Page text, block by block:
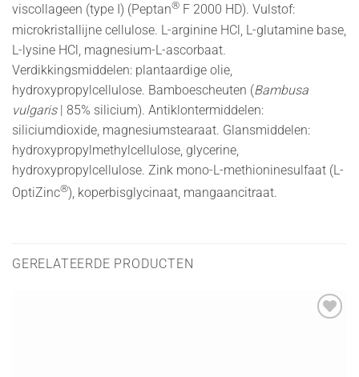
viscollageen (type I) (Peptan® F 2000 HD). Vulstof:
microkristallijne cellulose. L-arginine HCl, L-glutamine base,
L-lysine HCl, magnesium-L-ascorbaat.
Verdikkingsmiddelen: plantaardige olie,
hydroxypropylcellulose. Bamboescheuten (Bambusa
vulgaris| 85% silicium). Antiklontermiddelen:
siliciumdioxide, magnesiumstearaat. Glansmiddelen:
hydroxypropylmethylcellulose, glycerine,
hydroxypropylcellulose. Zink mono-L-methioninesulfaat (L-
OptiZinc®), koperbisglycinaat, mangaancitraat.
GERELATEERDE PRODUCTEN